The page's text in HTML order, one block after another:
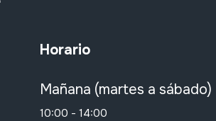
Horario
Mañana (martes a sábado)
10:00 - 14:00